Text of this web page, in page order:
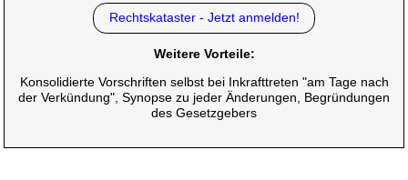
Rechtskataster - Jetzt anmelden!
Weitere Vorteile:
Konsolidierte Vorschriften selbst bei Inkrafttreten "am Tage nach
der Verkündung", Synopse zu jeder Änderungen, Begründungen
des Gesetzgebers